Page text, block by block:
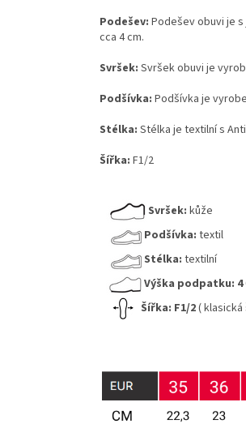
Podešev: Podešev obuvi je
cca 4 cm.
Svršek: Svršek obuvi je
Podšívka: Podšívka je
Stélka: Stélka je textilní s
Šířka: F1/2
Svršek: kůže
Podšívka: textil
Stélka: textilní
Výška podpatku: 4
Šířka: F1/2( klasická